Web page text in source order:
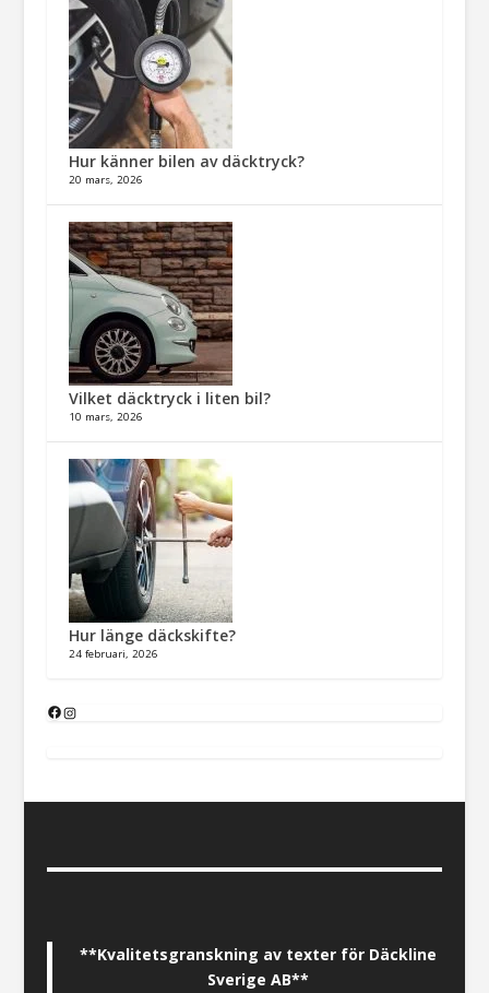
Hur känner bilen av däcktryck?
20 mars, 2026
Vilket däcktryck i liten bil?
10 mars, 2026
Hur länge däckskifte?
24 februari, 2026
**Kvalitetsgranskning av texter för Däckline
Sverige AB**